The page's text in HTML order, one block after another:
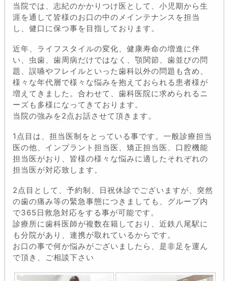
当院では、志紀のかかりつけ医として、小児期から生
涯を通して皆様のお口の中のメインテナンスを担当
し、健口に保つ事を目指しております。
近年、ライフスタイルの変化、健康寿命の増進に伴
い、虫歯、歯周病だけではなく、顎関節、歯並びの問
題、誤嚥やフレイルといった歯科以外の問題も含め、
様々な年代層で様々な悩みを抱えておられる患者様が
増えてきました。合わせて、歯科医院に求められるニ
ーズも多様になってきております。
当院の強みを2点お話させて頂きます。
1点目は、担当医制をとっている事です。一般診療担当
医の他、インプラント担当医、矯正担当医、口腔機能
担当医がおり、皆様の様々な悩みに適したそれぞれの
担当医が対応致します。
2点目として、予約制、日祝休診でございますが、突然
の歯の痛み等の緊急事態につきましても、グループ内
で365日救急対応をする事が可能です。
診療所に歯科医師が複数在籍しており、近鉄八尾駅に
も分院があり、連携が取れているからです。
お口の事で何か悩みがございましたら、是非足を運ん
で頂き、ご相談下さい